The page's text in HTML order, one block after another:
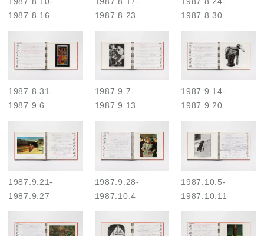
1987.8.16
1987.8.23
1987.8.30
1987.8.31-
1987.9.6
1987.9.7-
1987.9.13
1987.9.14-
1987.9.20
1987.9.21-
1987.9.27
1987.9.28-
1987.10.4
1987.10.5-
1987.10.11